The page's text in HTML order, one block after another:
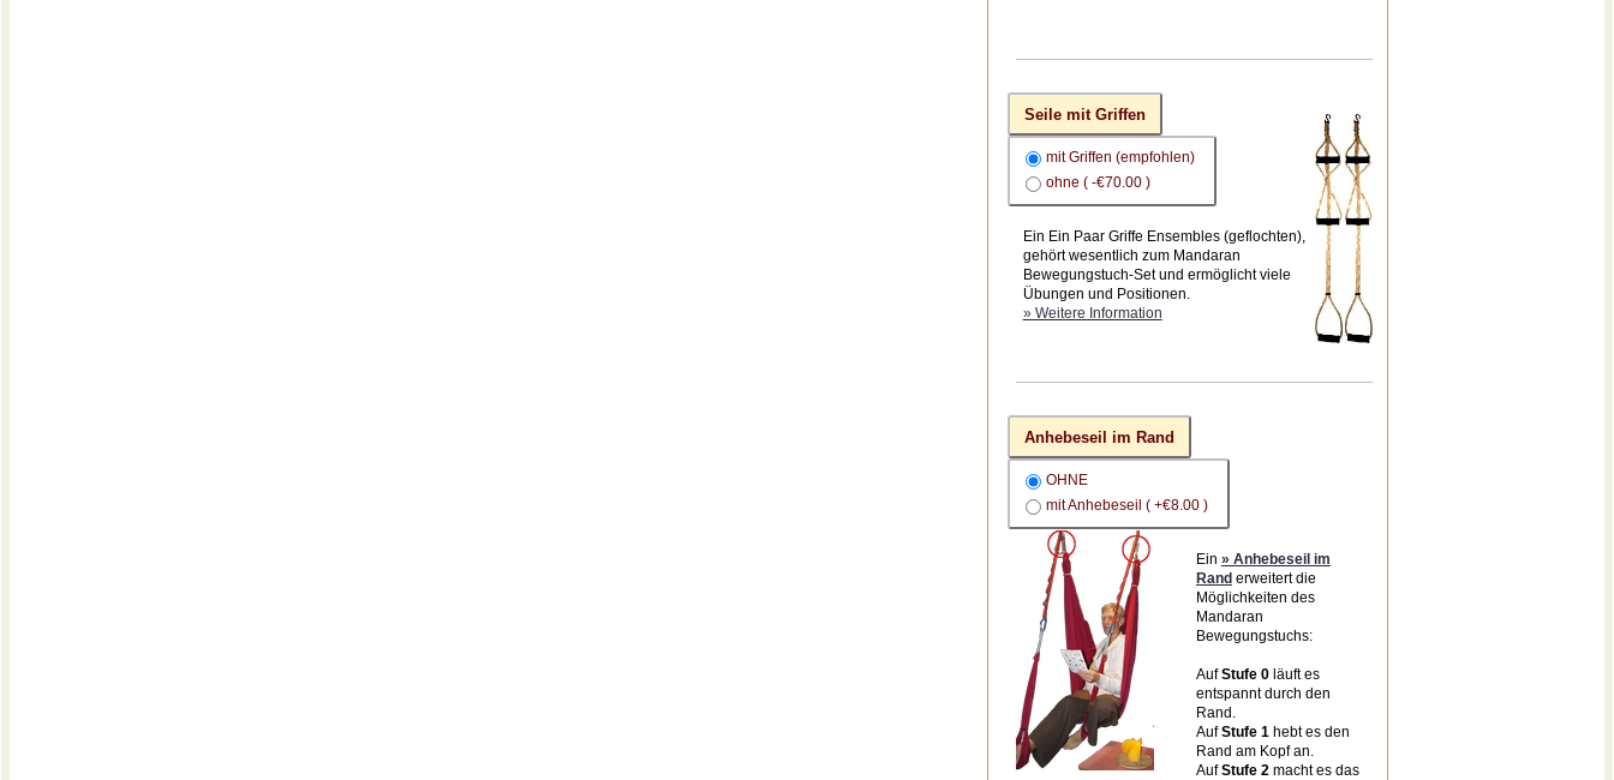
Seile mit Griffen
mit Griffen (empfohlen)
ohne ( -€70.00 )
Ein Ein Paar Griffe Ensembles (geflochten),
gehört wesentlich zum Mandaran
Bewegungstuch-Set und ermöglicht viele
Übungen und Positionen.
» Weitere Information
Anhebeseil im Rand
OHNE
mit Anhebeseil ( +€8.00 )
Ein » Anhebeseil im
Randerweitert die
Möglichkeiten des
Mandaran
Bewegungstuchs:
AufStufe 0läuft es
entspannt durch den
Rand.
AufStufe 1 hebt es den
Rand am Kopf an.
AufStufe 2 macht es das